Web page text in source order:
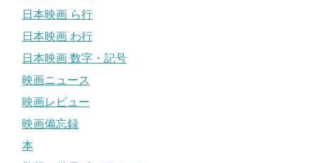
日本映画 ら行
日本映画 わ行
日本映画 数字・記号
映画ニュース
映画レビュー
映画備忘録
本